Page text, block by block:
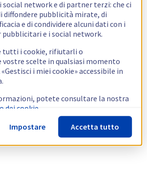
network e di partner terzi: che ci
diffondere pubblicità mirate, di
e di condividere alcuni dati con i
e i social network.
tutti i cookie, rifiutarli o
vostre scelte in qualsiasi momento
i miei cookie» accessibile in
potete consultare la nostra
cookie.
Impostare
Accetta tutto